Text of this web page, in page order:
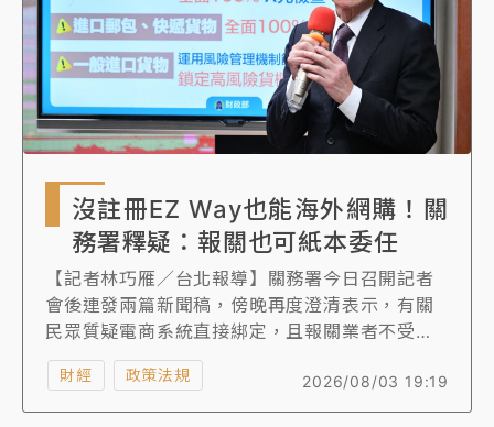
沒註冊EZ Way也能海外網購！關
務署釋疑：報關也可紙本委任
【記者林巧雁／台北報導】關務署今日召開記者
會後連發兩篇新聞稿，傍晚再度澄清表示，有關
民眾質疑電商系統直接綁定，且報關業者不受理
紙本委任，現行法規明定線上委任與紙本委任得
擇一採行，實務上跨境電商平臺雖多預設民眾已
註冊EZ Way APP，並要求民眾須先確認委任才
2026/08/03 19:19
財經 政策法規